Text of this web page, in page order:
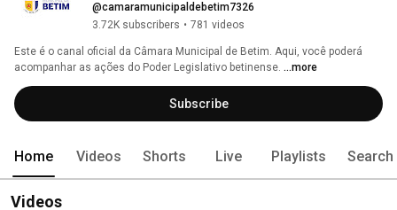
@camaramunicipaldebetim7326
3.72K subscribers • 781 videos
Este é o canal oficial da Câmara Municipal de Betim. Aqui, você poderá
acompanhar as ações do Poder Legislativo betinense. ...more
Subscribe
Home Videos Shorts Live Playlists Search
Videos